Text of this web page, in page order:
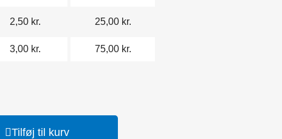
2,50 kr. 25,00 kr.
3,00 kr. 75,00 kr.
Tilføj til kurv